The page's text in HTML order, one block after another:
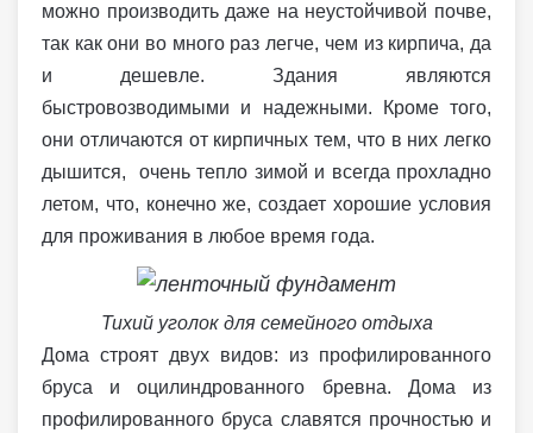
можно производить даже на неустойчивой почве,
так как они во много раз легче, чем из кирпича, да
и дешевле. Здания являются
быстровозводимыми и надежными. Кроме того,
они отличаются от кирпичных тем, что в них легко
дышится, очень тепло зимой и всегда прохладно
летом, что, конечно же, создает хорошие условия
для проживания в любое время года.
Тихий уголок для семейного отдыха
Дома строят двух видов: из профилированного
бруса и оцилиндрованного бревна. Дома из
профилированного бруса славятся прочностью и